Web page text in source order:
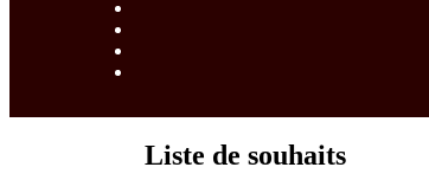
Liste de souhaits